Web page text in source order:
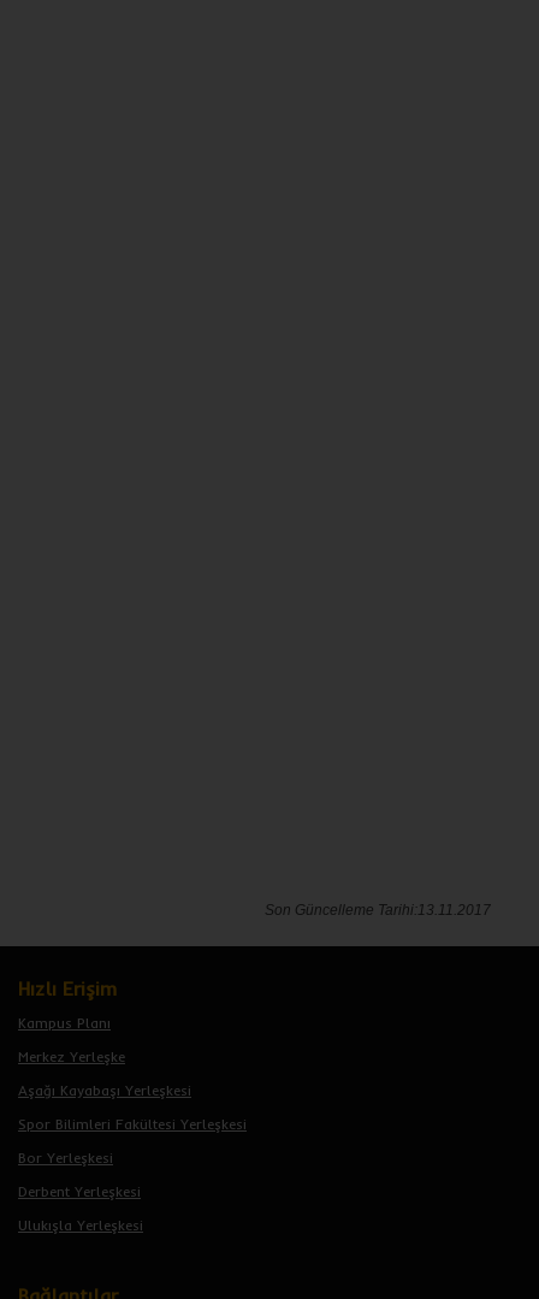
Son Güncelleme Tarihi:13.11.2017
Hızlı Erişim
Kampus Planı
Merkez Yerleşke
Aşağı Kayabaşı Yerleşkesi
Spor Bilimleri Fakültesi Yerleşkesi
Bor Yerleşkesi
Derbent Yerleşkesi
Ulukışla Yerleşkesi